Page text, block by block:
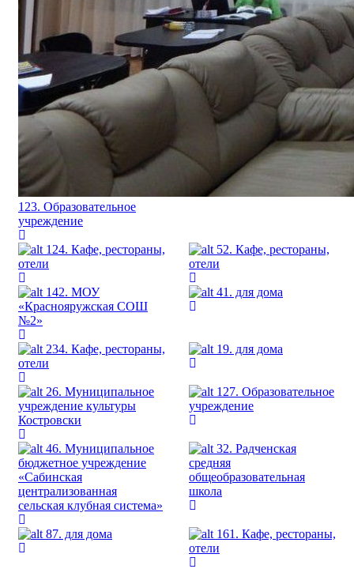
123. Образовательное
учреждение
124. Кафе, рестораны,
отели
52. Кафе, рестораны,
отели
142. МОУ
«Краснояружская СОШ
№2»
41. для дома
234. Кафе, рестораны,
отели
19. для дома
26. Муниципальное
учреждение культуры
Костровски
127. Образовательное
учреждение
46. Муниципальное
бюджетное учреждение
«Сабинская
централизованная
сельская клубная система»
32. Радченская
средняя
общеобразовательная
школа
87. для дома
161. Кафе, рестораны,
отели